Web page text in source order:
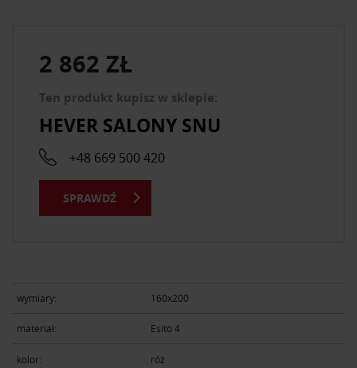
wymiary: 160x200
materiał: Esito 4
kolor: róż
2 862 ZŁ
Ten produkt kupisz w sklepie:
HEVER SALONY SNU
+48 669 500 420
SPRAWDŹ